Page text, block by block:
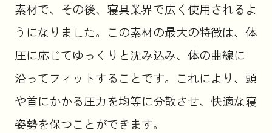
素材で、その後、寝具業界で広く使用されるよ
うになりました。この素材の最大の特徴は、体
圧に応じてゆっくりと沈み込み、体の曲線に
沿ってフィットすることです。これにより、頭
や首にかかる圧力を均等に分散させ、快適な寝
姿勢を保つことができます。